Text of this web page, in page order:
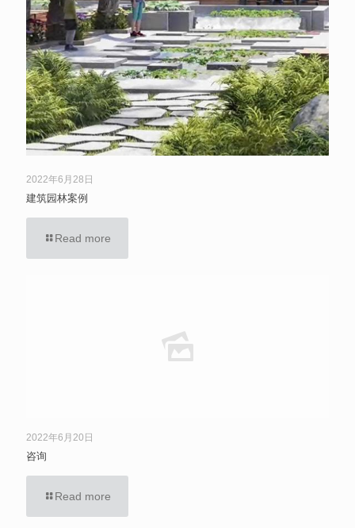
2022年6月28日
建筑园林案例
Read more
2022年6月20日
咨询
Read more